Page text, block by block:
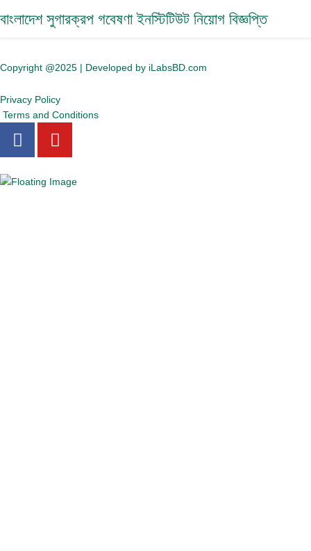
বাংলাদেশ সুগারক্রপ গবেষণা ইনস্টিটিউট নিয়োগ বিজ্ঞপ্তি
Copyright @2025 | Developed by iLabsBD.com
Privacy Policy
Terms and Conditions